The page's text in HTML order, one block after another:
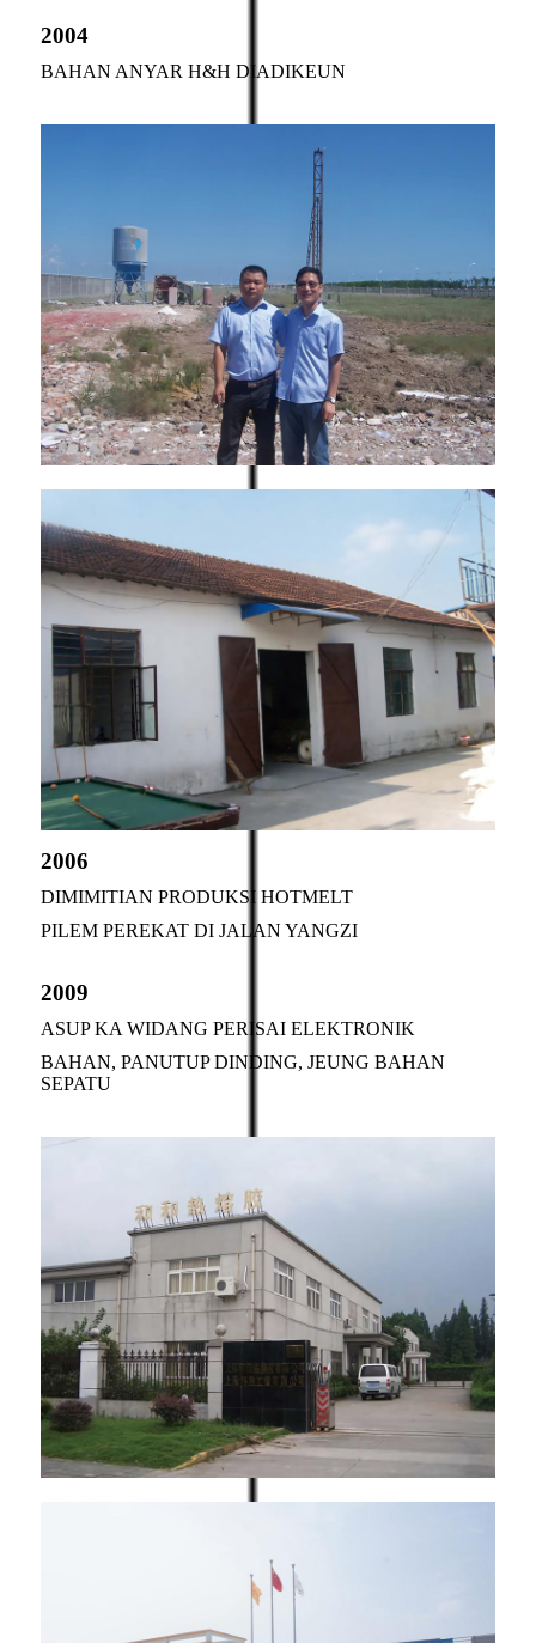
2004
BAHAN ANYAR H&H DIADIKEUN
2006
DIMIMITIAN PRODUKSI HOTMELT
PILEM PEREKAT DI JALAN YANGZI
2009
ASUP KA WIDANG PERISAI ELEKTRONIK
BAHAN, PANUTUP DINDING, JEUNG BAHAN
SEPATU